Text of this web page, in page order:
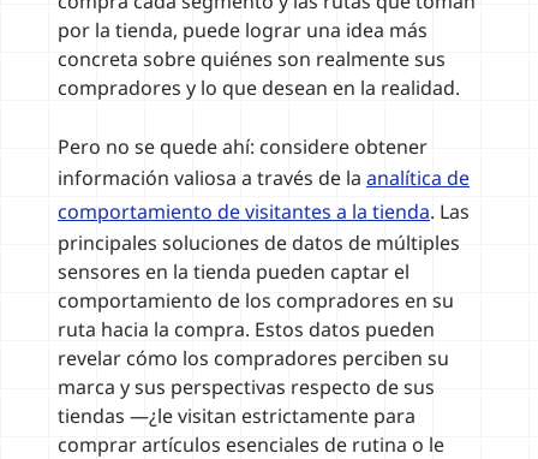
por la tienda, puede lograr una idea más
concreta sobre quiénes son realmente sus
compradores y lo que desean en la realidad.
Pero no se quede ahí: considere obtener
información valiosa a través de la analítica de
comportamiento de visitantes a la tienda. Las
principales soluciones de datos de múltiples
sensores en la tienda pueden captar el
comportamiento de los compradores en su
ruta hacia la compra. Estos datos pueden
revelar cómo los compradores perciben su
marca y sus perspectivas respecto de sus
tiendas —¿le visitan estrictamente para
comprar artículos esenciales de rutina o le